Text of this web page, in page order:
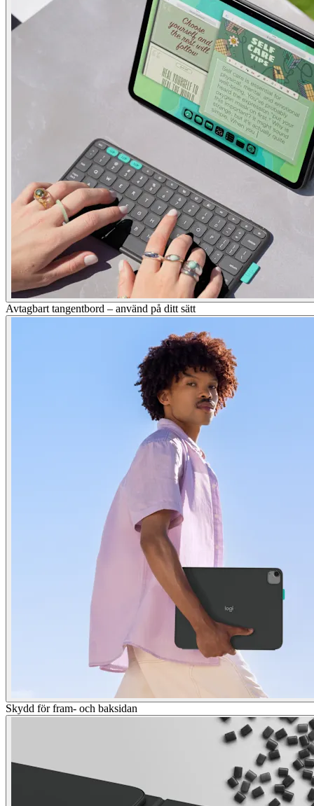
Avtagbart tangentbord – använd på ditt sätt
Skydd för fram- och baksidan